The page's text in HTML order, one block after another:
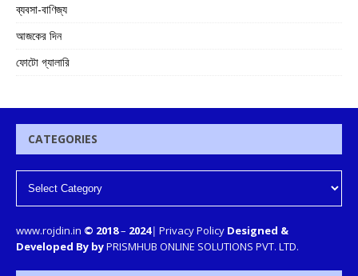
ব্যবসা-বাণিজ্য
আজকের দিন
ফোটো গ্যালারি
CATEGORIES
www.rojdin.in © 2018– 2024| Privacy Policy Designed &
Developed By byPRISMHUB ONLINE SOLUTIONS PVT. LTD.